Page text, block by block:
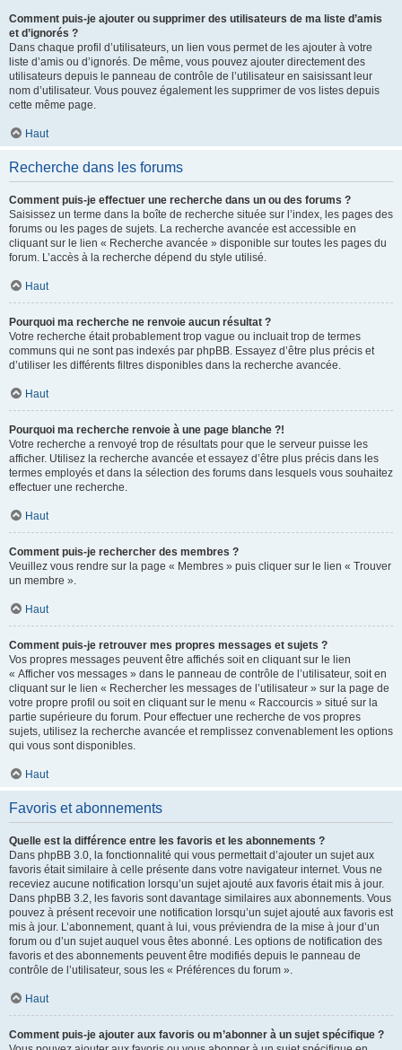
Comment puis-je ajouter ou supprimer des utilisateurs de ma liste d’amis
et d’ignorés ?
Dans chaque profil d’utilisateurs, un lien vous permet de les ajouter à votre
liste d’amis ou d’ignorés. De même, vous pouvez ajouter directement des
utilisateurs depuis le panneau de contrôle de l’utilisateur en saisissant leur
nom d’utilisateur. Vous pouvez également les supprimer de vos listes depuis
cette même page.
Haut
Recherche dans les forums
Comment puis-je effectuer une recherche dans un ou des forums ?
Saisissez un terme dans la boîte de recherche située sur l’index, les pages des
forums ou les pages de sujets. La recherche avancée est accessible en
cliquant sur le lien « Recherche avancée » disponible sur toutes les pages du
forum. L’accès à la recherche dépend du style utilisé.
Haut
Pourquoi ma recherche ne renvoie aucun résultat ?
Votre recherche était probablement trop vague ou incluait trop de termes
communs qui ne sont pas indexés par phpBB. Essayez d’être plus précis et
d’utiliser les différents filtres disponibles dans la recherche avancée.
Haut
Pourquoi ma recherche renvoie à une page blanche ?!
Votre recherche a renvoyé trop de résultats pour que le serveur puisse les
afficher. Utilisez la recherche avancée et essayez d’être plus précis dans les
termes employés et dans la sélection des forums dans lesquels vous souhaitez
effectuer une recherche.
Haut
Comment puis-je rechercher des membres ?
Veuillez vous rendre sur la page « Membres » puis cliquer sur le lien « Trouver
un membre ».
Haut
Comment puis-je retrouver mes propres messages et sujets ?
Vos propres messages peuvent être affichés soit en cliquant sur le lien
« Afficher vos messages » dans le panneau de contrôle de l’utilisateur, soit en
cliquant sur le lien « Rechercher les messages de l’utilisateur » sur la page de
votre propre profil ou soit en cliquant sur le menu « Raccourcis » situé sur la
partie supérieure du forum. Pour effectuer une recherche de vos propres
sujets, utilisez la recherche avancée et remplissez convenablement les options
qui vous sont disponibles.
Haut
Favoris et abonnements
Quelle est la différence entre les favoris et les abonnements ?
Dans phpBB 3.0, la fonctionnalité qui vous permettait d’ajouter un sujet aux
favoris était similaire à celle présente dans votre navigateur internet. Vous ne
receviez aucune notification lorsqu’un sujet ajouté aux favoris était mis à jour.
Dans phpBB 3.2, les favoris sont davantage similaires aux abonnements. Vous
pouvez à présent recevoir une notification lorsqu’un sujet ajouté aux favoris est
mis à jour. L’abonnement, quant à lui, vous préviendra de la mise à jour d’un
forum ou d’un sujet auquel vous êtes abonné. Les options de notification des
favoris et des abonnements peuvent être modifiés depuis le panneau de
contrôle de l’utilisateur, sous les « Préférences du forum ».
Haut
Comment puis-je ajouter aux favoris ou m’abonner à un sujet spécifique ?